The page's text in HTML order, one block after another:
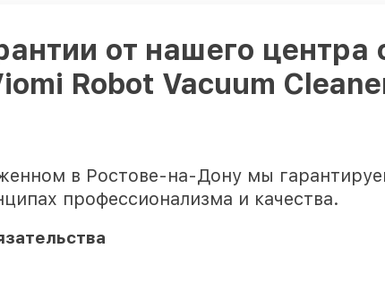
от нашего
Robot Vacuum
в Ростове-на-Дону мы
профессионализма и качества.